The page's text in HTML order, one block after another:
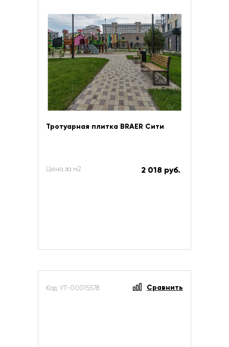
Тротуарная плитка BRAER Сити
Цена за м2 2 018 руб.
Код: УТ-00015578 Сравнить